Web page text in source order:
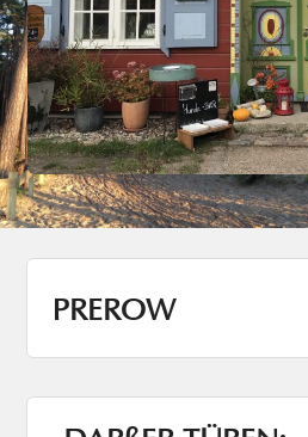
PREROW
DARßER TÜREN: